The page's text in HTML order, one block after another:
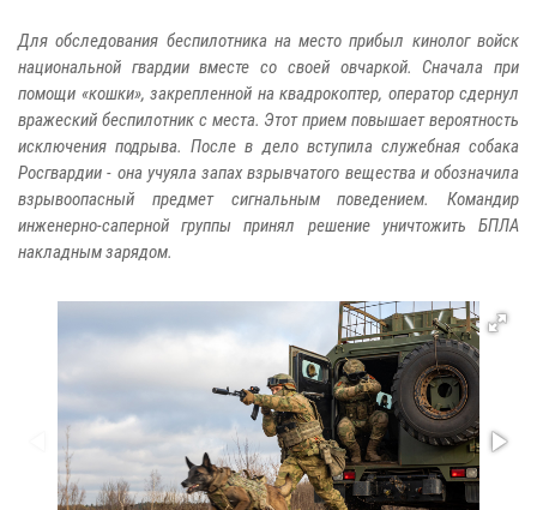
Для обследования беспилотника на место прибыл кинолог войск
национальной гвардии вместе со своей овчаркой. Сначала при
помощи «кошки», закрепленной на квадрокоптер, оператор сдернул
вражеский беспилотник с места. Этот прием повышает вероятность
исключения подрыва. После в дело вступила служебная собака
Росгвардии - она учуяла запах взрывчатого вещества и обозначила
взрывоопасный предмет сигнальным поведением. Командир
инженерно-саперной группы принял решение уничтожить БПЛА
накладным зарядом.